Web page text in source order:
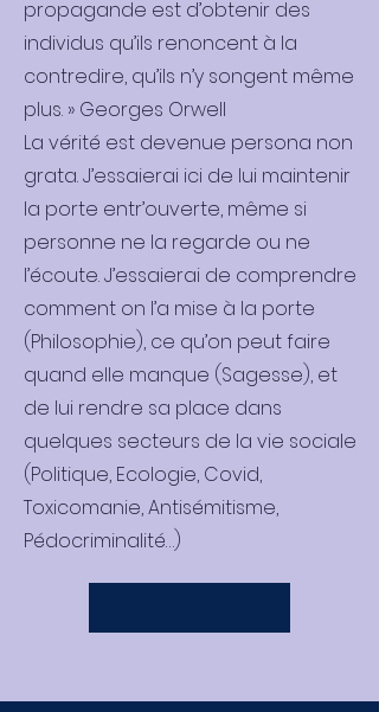
propagande est d’obtenir des
individus qu’ils renoncent à la
contredire, qu’ils n’y songent même
plus. » Georges Orwell
La vérité est devenue persona non
grata. J’essaierai ici de lui maintenir
la porte entr’ouverte, même si
personne ne la regarde ou ne
l’écoute. J’essaierai de comprendre
comment on l’a mise à la porte
(Philosophie), ce qu’on peut faire
quand elle manque (Sagesse), et
de lui rendre sa place dans
quelques secteurs de la vie sociale
(Politique, Ecologie, Covid,
Toxicomanie, Antisémitisme,
Pédocriminalité…)